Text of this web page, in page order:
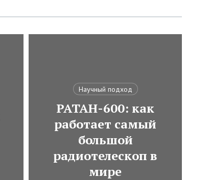
Научный подход
РАТАН-600: как
работает самый
большой
радиотелескоп в
мире